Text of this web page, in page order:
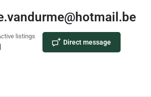
listings
Direct message